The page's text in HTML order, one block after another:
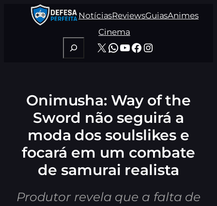
NotíciasReviewsGuiasAnimes
Cinema
Pesquisar
X WhatsApp
Youtube
Facebook
Instagram
Onimusha: Way of the
Sword não seguirá a
moda dos soulslikes e
focará em um combate
de samurai realista
Produtor revela que a falta de